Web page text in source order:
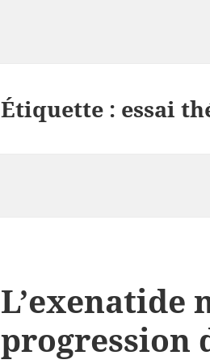
Étiquette : essai
L’exenatide
progression